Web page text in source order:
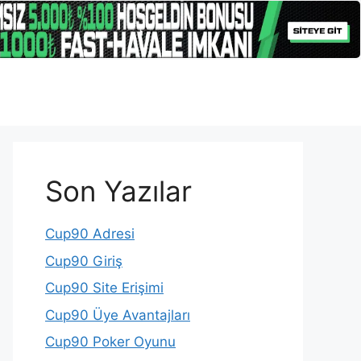
Son Yazılar
Cup90 Adresi
Cup90 Giriş
Cup90 Site Erişimi
Cup90 Üye Avantajları
Cup90 Poker Oyunu